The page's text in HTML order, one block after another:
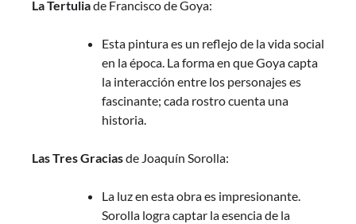
La Tertuliade Francisco de Goya:
Esta pintura es un reflejo de la vida social
en la época. La forma en que Goya capta
la interacción entre los personajes es
fascinante; cada rostro cuenta una
historia.
Las Tres Graciasde Joaquín Sorolla:
La luz en esta obra es impresionante.
Sorolla logra captar la esencia de la